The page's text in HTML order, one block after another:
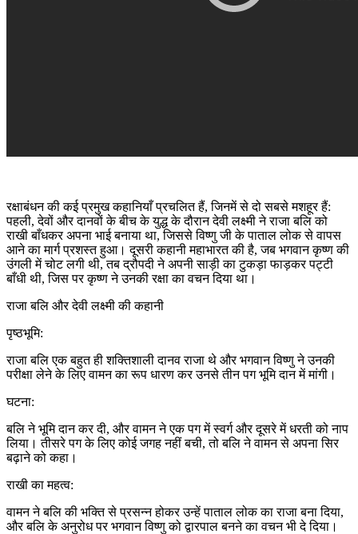
रक्षाबंधन की कई प्रमुख कहानियाँ प्रचलित हैं, जिनमें से दो सबसे मशहूर हैं:
पहली, देवों और दानवों के बीच के युद्ध के दौरान देवी लक्ष्मी ने राजा बलि को
राखी बाँधकर अपना भाई बनाया था, जिससे विष्णु जी के पाताल लोक से वापस
आने का मार्ग प्रशस्त हुआ। दूसरी कहानी महाभारत की है, जब भगवान कृष्ण की
उंगली में चोट लगी थी, तब द्रौपदी ने अपनी साड़ी का टुकड़ा फाड़कर पट्टी
बाँधी थी, जिस पर कृष्ण ने उनकी रक्षा का वचन दिया था।
राजा बलि और देवी लक्ष्मी की कहानी
पृष्ठभूमि:
राजा बलि एक बहुत ही शक्तिशाली दानव राजा थे और भगवान विष्णु ने उनकी
परीक्षा लेने के लिए वामन का रूप धारण कर उनसे तीन पग भूमि दान में मांगी।
घटना:
बलि ने भूमि दान कर दी, और वामन ने एक पग में स्वर्ग और दूसरे में धरती को नाप
लिया। तीसरे पग के लिए कोई जगह नहीं बची, तो बलि ने वामन से अपना सिर
बढ़ाने को कहा।
राखी का महत्व:
वामन ने बलि की भक्ति से प्रसन्न होकर उन्हें पाताल लोक का राजा बना दिया,
और बलि के अनुरोध पर भगवान विष्णु को द्वारपाल बनने का वचन भी दे दिया।